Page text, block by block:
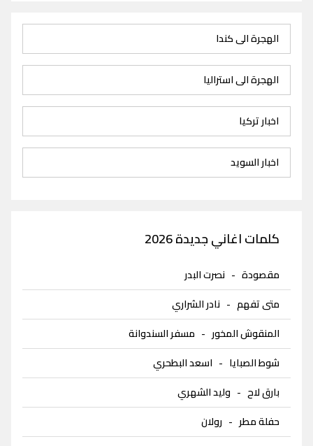
الهجرة الى كندا
الهجرة الى استراليا
اخبار تركيا
اخبار السويد
كلمات اغاني جديدة 2026
مقصودة - نصرت البدر
متى تفهم - نادر الشراري
المنقوش المخور - مسفر السندوانة
شوط الصبايا - اسعد البطحري
بارق لاح - وليد الشهري
حفلة مطر - رولان